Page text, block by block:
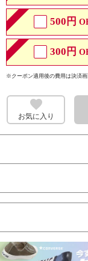
500円
300円
※クーポン適用後の費用は決済
お気に入り